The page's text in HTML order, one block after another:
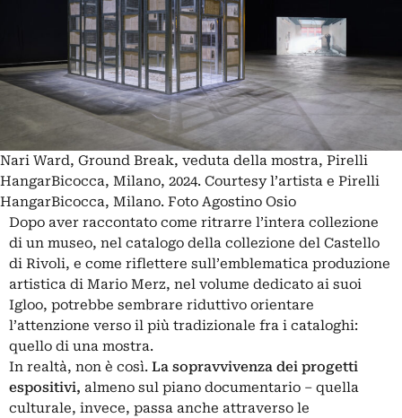
Nari Ward, Ground Break, veduta della mostra, Pirelli
HangarBicocca, Milano, 2024. Courtesy l’artista e Pirelli
HangarBicocca, Milano. Foto Agostino Osio
Dopo aver raccontato come ritrarre l’intera collezione
di un museo, nel catalogo della collezione del Castello
di Rivoli, e come riflettere sull’emblematica produzione
artistica di Mario Merz, nel volume dedicato ai suoi
Igloo, potrebbe sembrare riduttivo orientare
l’attenzione verso il più tradizionale fra i cataloghi:
quello di una mostra.
In realtà, non è così. La sopravvivenza dei progetti
espositivi, almeno sul piano documentario – quella
culturale, invece, passa anche attraverso le